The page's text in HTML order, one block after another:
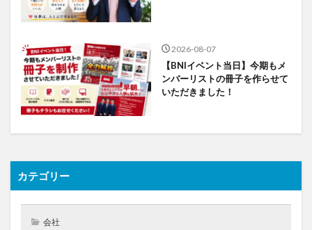
2026-08-07
【BNIイベント当日】今期もメ
ンバーリストの冊子を作らせて
いただきました！
カテゴリー
会社